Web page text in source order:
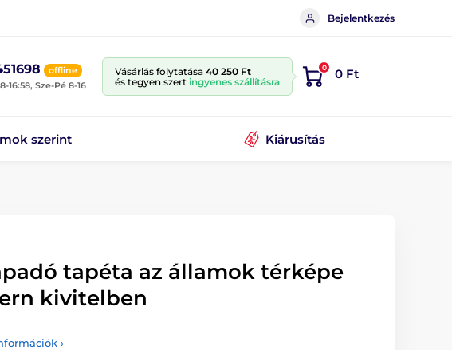
Bejelentkezés
offline
16:58, Sze-Pé 8-16
Vásárlás folytatása 40 250 Ft
és tegyen szert ingyenes szállításra
0 0 Ft
szerint Kiárusítás
tapéta az államok térképe
kivitelben
›